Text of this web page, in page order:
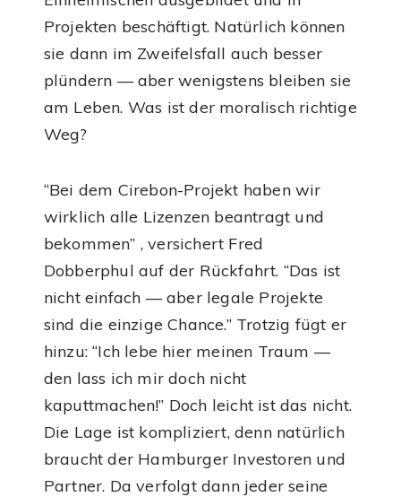
Projekten beschäftigt. Natürlich können
sie dann im Zweifelsfall auch besser
plündern — aber wenigstens bleiben sie
am Leben. Was ist der moralisch richtige
Weg?
“Bei dem Cirebon-Projekt haben wir
wirklich alle Lizenzen beantragt und
bekommen” , versichert Fred
Dobberphul auf der Rückfahrt. “Das ist
nicht einfach — aber legale Projekte
sind die einzige Chance.” Trotzig fügt er
hinzu: “Ich lebe hier meinen Traum —
den lass ich mir doch nicht
kaputtmachen!” Doch leicht ist das nicht.
Die Lage ist kompliziert, denn natürlich
braucht der Hamburger Investoren und
Partner. Da verfolgt dann jeder seine